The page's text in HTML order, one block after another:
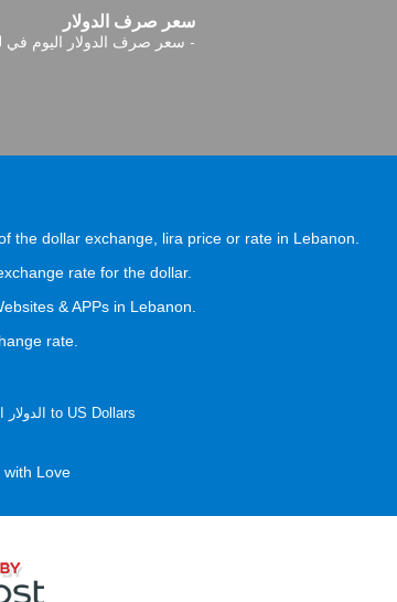
سعر صرف الدولار
- سعر صرف الدولار اليوم في
the dollar exchange, lira price or rate in Lebanon.
rate for the dollar.
& APPs in Lebanon.
rate.
) Where you can compare Lebanese Lira Rate - الدولار اليوم to US Dollars
Love